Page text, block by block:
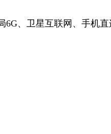
6G、卫星互联网、手机